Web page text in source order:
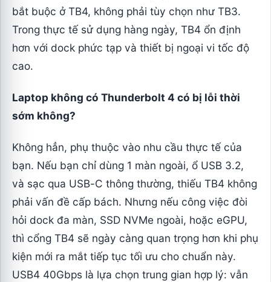
bắt buộc ở TB4, không phải tùy chọn như TB3.
Trong thực tế sử dụng hàng ngày, TB4 ổn định
hơn với dock phức tạp và thiết bị ngoại vi tốc độ
cao.
Laptop không có Thunderbolt 4 có bị lỗi thời
sớm không?
Không hẳn, phụ thuộc vào nhu cầu thực tế của
bạn. Nếu bạn chỉ dùng 1 màn ngoài, ổ USB 3.2,
và sạc qua USB-C thông thường, thiếu TB4 không
phải vấn đề cấp bách. Nhưng nếu công việc đòi
hỏi dock đa màn, SSD NVMe ngoài, hoặc eGPU,
thì cổng TB4 sẽ ngày càng quan trọng hơn khi phụ
kiện mới ra mắt tiếp tục tối ưu cho chuẩn này.
USB4 40Gbps là lựa chọn trung gian hợp lý: vẫn